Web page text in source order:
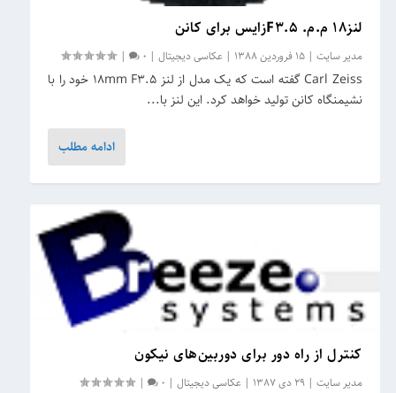
لنز18 م.م. F3.5زایس برای کانن
مدیر سایت |15 فروردین 1388 |عکاسی دیجیتال |
0
|
Carl Zeiss گفته است که یک مدل از لنز 18mm F3.5 خود را با
نشیمنگاه کانن تولید خواهد کرد. این لنز با...
ادامه مطلب
کنترل از راه دور برای دوربین‌های نیکون
مدیر سایت |29 دی 1387 |عکاسی دیجیتال |
0
|